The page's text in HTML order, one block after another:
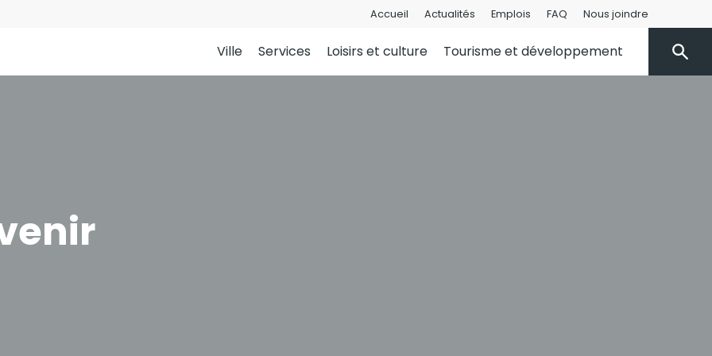
Accueil Actualités Emplois FAQ Nous joindre
Ville Services Loisirs et culture Tourisme et développement